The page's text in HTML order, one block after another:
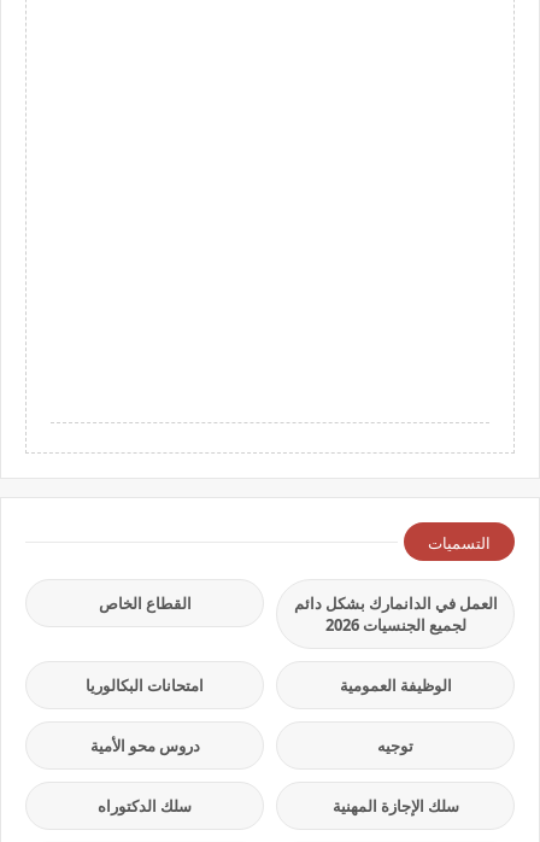
التسميات
العمل في الدانمارك بشكل دائم
لجميع الجنسيات 2026
القطاع الخاص
الوظيفة العمومية امتحانات البكالوريا
توجيه دروس محو الأمية
سلك الإجازة المهنية سلك الدكتوراه